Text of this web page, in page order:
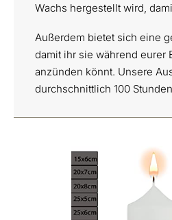
Wachs hergestellt wird,
Außerdem bietet sich eine
damit ihr sie während eurer
anzünden könnt. Unsere
durchschnittlich 100